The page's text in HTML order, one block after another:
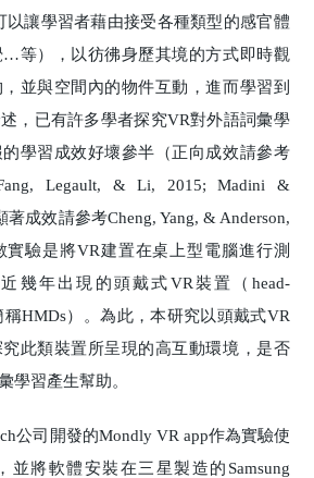
以讓學習者藉由接受各種類型的感官體
等），以彷彿身歷其境的方式即時觀
並與空間內的物件互動，進而學習到
，已有許多學者探究VR對外語詞彙學
學習成效好壞參半（正向成效請參考
Legault, & Li, 2015; Madini &
著成效請參考Cheng, Yang, & Anderson,
實驗是將VR建置在桌上型電腦進行測
幾年出現的頭戴式VR裝置（head-
稱HMDs）。為此，本研究以頭戴式VR
此類裝置所呈現的高互動環境，是否
學習產生幫助。
司開發的Mondly VR app作為實驗使
並將軟體安裝在三星製造的Samsung